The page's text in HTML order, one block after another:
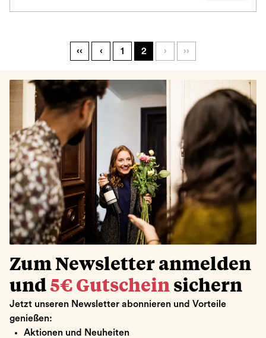
‹‹ ‹ 1 2 › ››
Zum Newsletter anmelden
und 5€ Gutschein sichern
Jetzt unseren Newsletter abonnieren und Vorteile
genießen:
Aktionen und Neuheiten